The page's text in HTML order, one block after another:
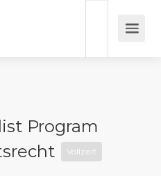
Program
Vollzeit